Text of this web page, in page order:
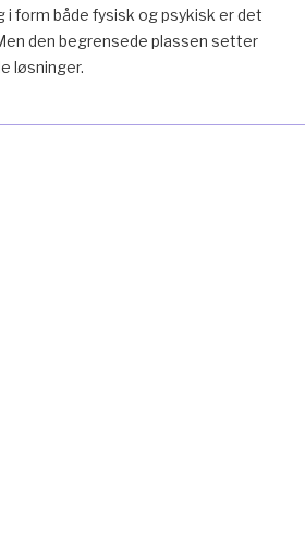
i form både fysisk og psykisk er det
den begrensede plassen setter
løsninger.